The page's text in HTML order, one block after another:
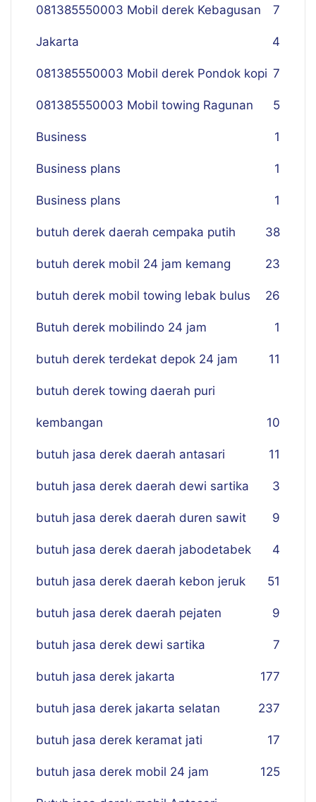
7
081385550003 Mobil derek Kebagusan
Jakarta 4
081385550003 Mobil derek Pondok kopi 7
081385550003 Mobil towing Ragunan 5
Business 1
Business plans 1
Business plans 1
butuh derek daerah cempaka putih 38
butuh derek mobil 24 jam kemang 23
butuh derek mobil towing lebak bulus 26
Butuh derek mobilindo 24 jam 1
butuh derek terdekat depok 24 jam 11
butuh derek towing daerah puri
kembangan 10
butuh jasa derek daerah antasari 11
butuh jasa derek daerah dewi sartika 3
butuh jasa derek daerah duren sawit 9
butuh jasa derek daerah jabodetabek 4
butuh jasa derek daerah kebon jeruk 51
butuh jasa derek daerah pejaten 9
butuh jasa derek dewi sartika 7
butuh jasa derek jakarta 177
butuh jasa derek jakarta selatan 237
butuh jasa derek keramat jati 17
butuh jasa derek mobil 24 jam 125